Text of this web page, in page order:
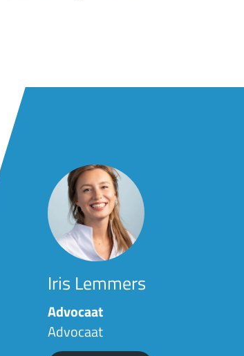
Iris Lemmers
Advocaat
Advocaat